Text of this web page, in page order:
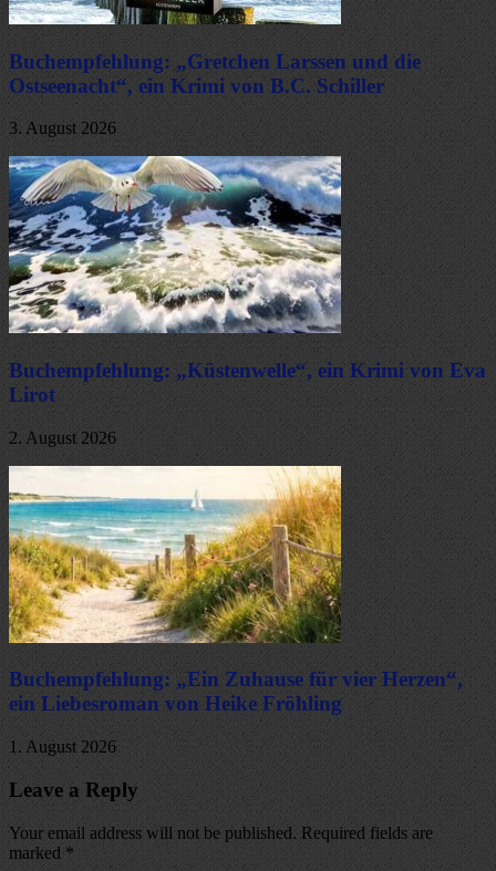
Buchempfehlung: „Gretchen Larssen und die
Ostseenacht“, ein Krimi von B.C. Schiller
3. August 2026
Buchempfehlung: „Küstenwelle“, ein Krimi von Eva
Lirot
2. August 2026
Buchempfehlung: „Ein Zuhause für vier Herzen“,
ein Liebesroman von Heike Fröhling
1. August 2026
Leave a Reply
Your email address will not be published. Required fields are
marked*